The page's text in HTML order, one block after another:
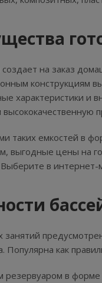
на заказ
конструкциям
характеристики
высококачественную
таких емкостей в
выгодные цены на
Выберите в
занятий
Популярна как
резервуаром в